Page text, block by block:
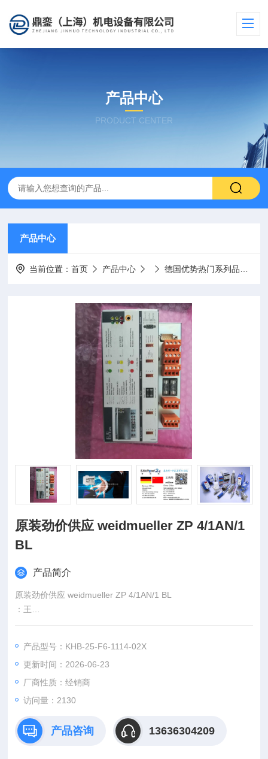
产品中心
PRODUCT CENTER
产品中心
当前位置：首页 产品中心 德国优势热门系列品牌
原装劲价供应 weidmueller ZP 4/1AN/1
BL
产品简介
原装劲价供应 weidmueller ZP 4/1AN/1 BL
：王
：www@
产品型号：KHB-25-F6-1114-02X
更新时间：2026-06-23
厂商性质：经销商
访问量：2130
产品咨询 13636304209